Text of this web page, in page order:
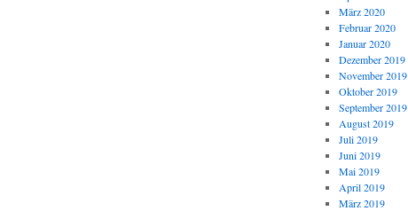
März 2020
Februar 2020
Januar 2020
Dezember 2019
November 2019
Oktober 2019
September 2019
August 2019
Juli 2019
Juni 2019
Mai 2019
April 2019
März 2019